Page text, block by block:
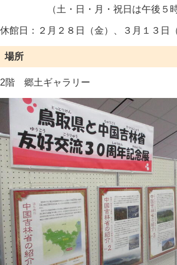
（土・日・月・祝日 は午後５
休館日：２ 月２８日（金）、３月１３日
場所
2階 郷土ギャラリー